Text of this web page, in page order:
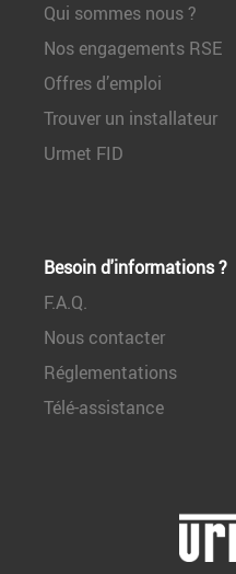
Qui sommes nous ?
Nos engagements RSE
Offres d’emploi
Trouver un installateur
Urmet FID
Besoin d'informations ?
F.A.Q.
Nous contacter
Réglementations
Télé-assistance